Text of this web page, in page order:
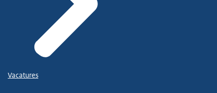
Vacatures